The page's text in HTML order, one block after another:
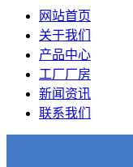
网站首页
关于我们
产品中心
工厂厂房
新闻资讯
联系我们